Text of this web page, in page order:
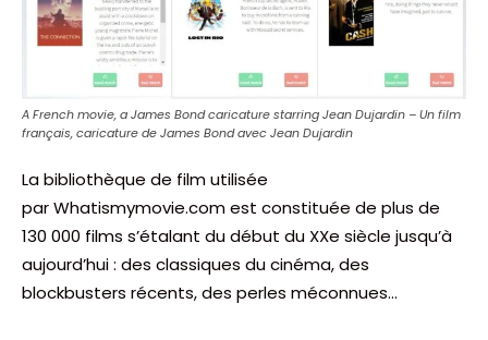
A French movie, a James Bond caricature starring Jean Dujardin – Un film
français, caricature de James Bond avec Jean Dujardin
La bibliothèque de film utilisée
par Whatismymovie.com est constituée de plus de
130 000 films s’étalant du début du XXe siècle jusqu’à
aujourd’hui : des classiques du cinéma, des
blockbusters récents, des perles méconnues…